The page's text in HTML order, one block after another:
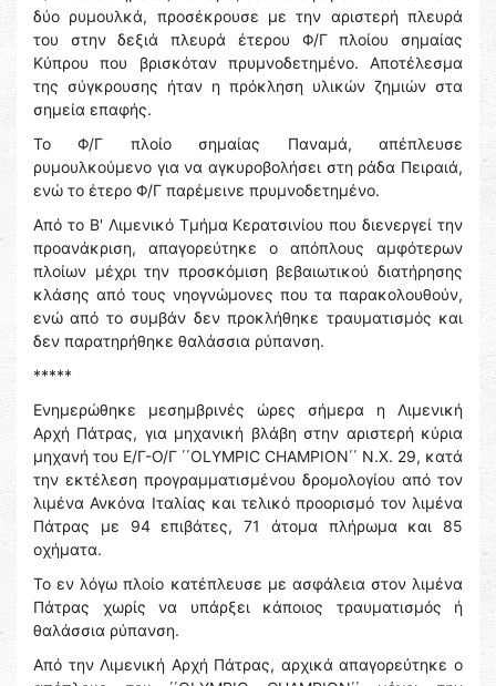
δύο ρυμουλκά, προσέκρουσε με την αριστερή πλευρά
του στην δεξιά πλευρά έτερου Φ/Γ πλοίου σημαίας
Κύπρου που βρισκόταν πρυμνοδετημένο. Αποτέλεσμα
της σύγκρουσης ήταν η πρόκληση υλικών ζημιών στα
σημεία επαφής.
Το Φ/Γ πλοίο σημαίας Παναμά, απέπλευσε
ρυμουλκούμενο για να αγκυροβολήσει στη ράδα Πειραιά,
ενώ το έτερο Φ/Γ παρέμεινε πρυμνοδετημένο.
Από το Β' Λιμενικό Τμήμα Κερατσινίου που διενεργεί την
προανάκριση, απαγορεύτηκε ο απόπλους αμφότερων
πλοίων μέχρι την προσκόμιση βεβαιωτικού διατήρησης
κλάσης από τους νηογνώμονες που τα παρακολουθούν,
ενώ από το συμβάν δεν προκλήθηκε τραυματισμός και
δεν παρατηρήθηκε θαλάσσια ρύπανση.
*****
Ενημερώθηκε μεσημβρινές ώρες σήμερα η Λιμενική
Αρχή Πάτρας, για μηχανική βλάβη στην αριστερή κύρια
μηχανή του Ε/Γ-Ο/Γ ΄΄OLYMPIC CHAMPION΄΄ Ν.Χ. 29, κατά
την εκτέλεση προγραμματισμένου δρομολογίου από τον
λιμένα Ανκόνα Ιταλίας και τελικό προορισμό τον λιμένα
Πάτρας με 94 επιβάτες, 71 άτομα πλήρωμα και 85
οχήματα.
Το εν λόγω πλοίο κατέπλευσε με ασφάλεια στον λιμένα
Πάτρας χωρίς να υπάρξει κάποιος τραυματισμός ή
θαλάσσια ρύπανση.
Από την Λιμενική Αρχή Πάτρας, αρχικά απαγορεύτηκε ο